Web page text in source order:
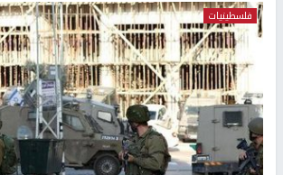
فلسطينيات